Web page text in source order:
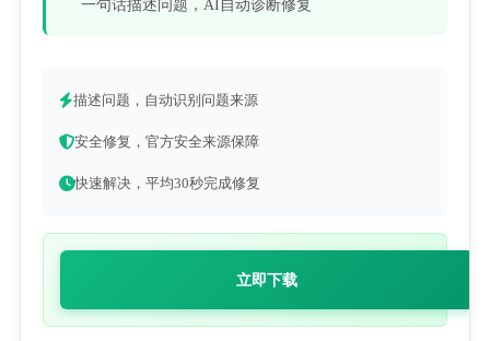
一句话描述问题，AI自动诊断修复
描述问题，自动识别问题来源
安全修复，官方安全来源保障
快速解决，平均30秒完成修复
立即下载